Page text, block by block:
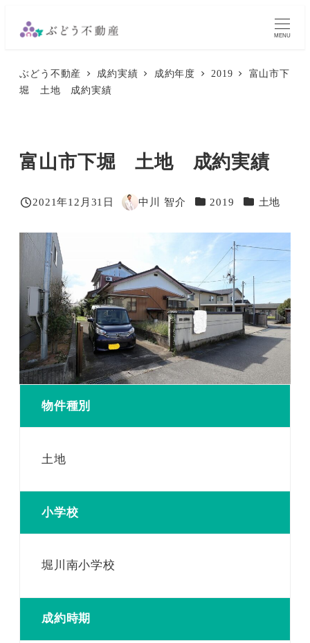
MENU
ぶどう不動産 成約実績 成約年度 2019
富山市下
堀 土地 成約実績
富山市下堀 土地 成約実績
投稿日
2021年12月31日
著
中川 智介 カテゴリー
2019 カテゴリー
土地
物件種別
土地
小学校
堀川南小学校
成約時期